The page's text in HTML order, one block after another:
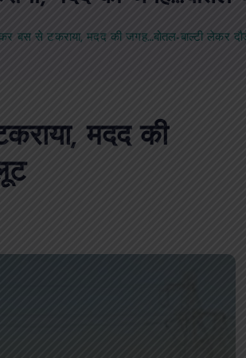
बस से टकराया, मदद की जगह…बोतल-बाल्टी लेकर
मदद की